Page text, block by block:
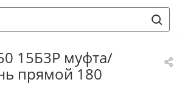
15Б3Р муфта/
прямой 180